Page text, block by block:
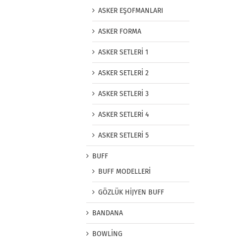
ASKER EŞOFMANLARI
ASKER FORMA
ASKER SETLERİ 1
ASKER SETLERİ 2
ASKER SETLERİ 3
ASKER SETLERİ 4
ASKER SETLERİ 5
BUFF
BUFF MODELLERİ
GÖZLÜK HİJYEN BUFF
BANDANA
BOWLİNG